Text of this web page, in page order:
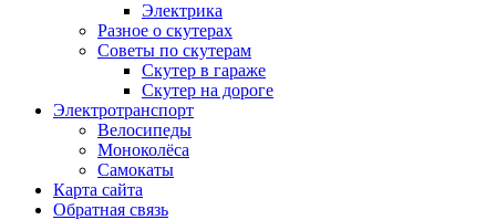
Электрика
Разное о скутерах
Советы по скутерам
Скутер в гараже
Скутер на дороге
Электротранспорт
Велосипеды
Моноколёса
Самокаты
Карта сайта
Обратная связь